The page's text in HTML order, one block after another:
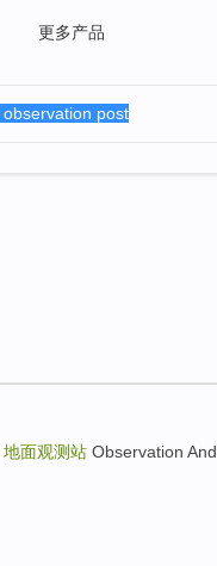
更多产品
地面观测站 Observation And